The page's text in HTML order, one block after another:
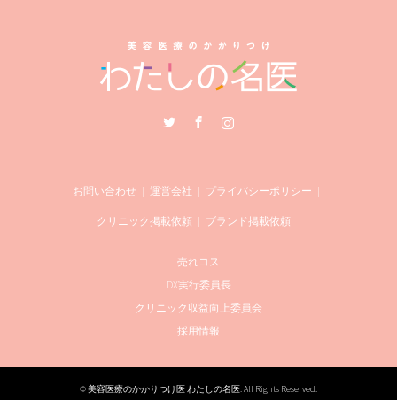
Instagram
お問い合わせ 運営会社 プライバシーポリシー
クリニック掲載依頼 ブランド掲載依頼
売れコス
DX実行委員長
クリニック収益向上委員会
採用情報
©美容医療のかかりつけ医 わたしの名医. All Rights Reserved.